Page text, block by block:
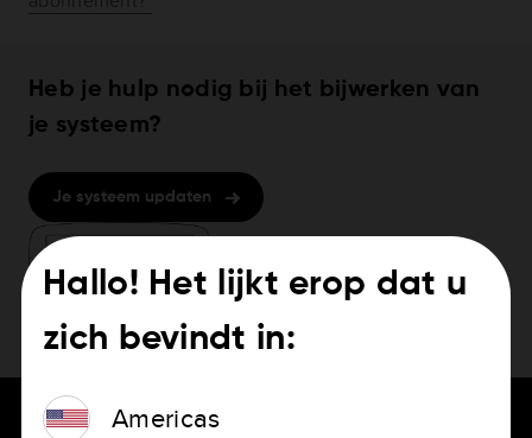
Heb je hulp nodig bij het bijwerken van
je systeem?
Je systeem updaten
Hallo! Het lijkt erop dat u
zich bevindt in:
Americas